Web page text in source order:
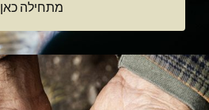
מתחילה כאן